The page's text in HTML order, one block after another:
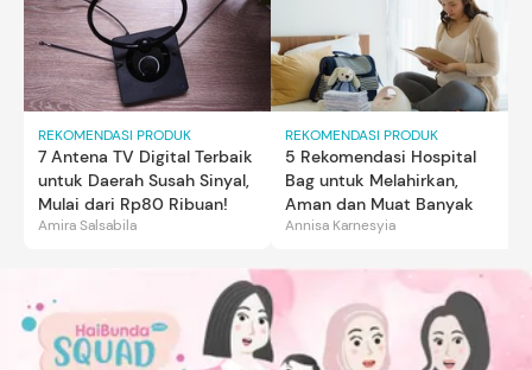
REKOMENDASI PRODUK
7 Antena TV Digital Terbaik
untuk Daerah Susah Sinyal,
Mulai dari Rp80 Ribuan!
Amira Salsabila
REKOMENDASI PRODUK
5 Rekomendasi Hospital
Bag untuk Melahirkan,
Aman dan Muat Banyak
Annisa Karnesyia